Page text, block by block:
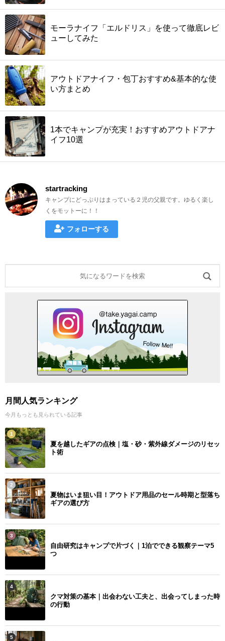
モーラナイフ「エルドリス」を使って徹底レビ
ューしてみた
アウトドアナイフ・包丁おすすめ&基本的な使
い方まとめ
1本でキャンプが充実！おすすめアウトドアナ
イフ10選
startracking
キャンプにどっぷりはまっている２児の父親です。ゆるく楽し
くをモットーに！！
フォローする
月間人気ランキング
今月もっとも見られている記事
1
夏を越したギアの点検｜塩・砂・紫外線ダメージのリセッ
ト術
2
夏物はいま狙い目！アウトドア用品のセール時期と型落ち
ギアの選び方
3
自由研究はキャンプで片づく｜1泊でできる観察テーマ5
つ
4
クマ対策の基本｜出会わない工夫と、出会ってしまった時
の行動
5